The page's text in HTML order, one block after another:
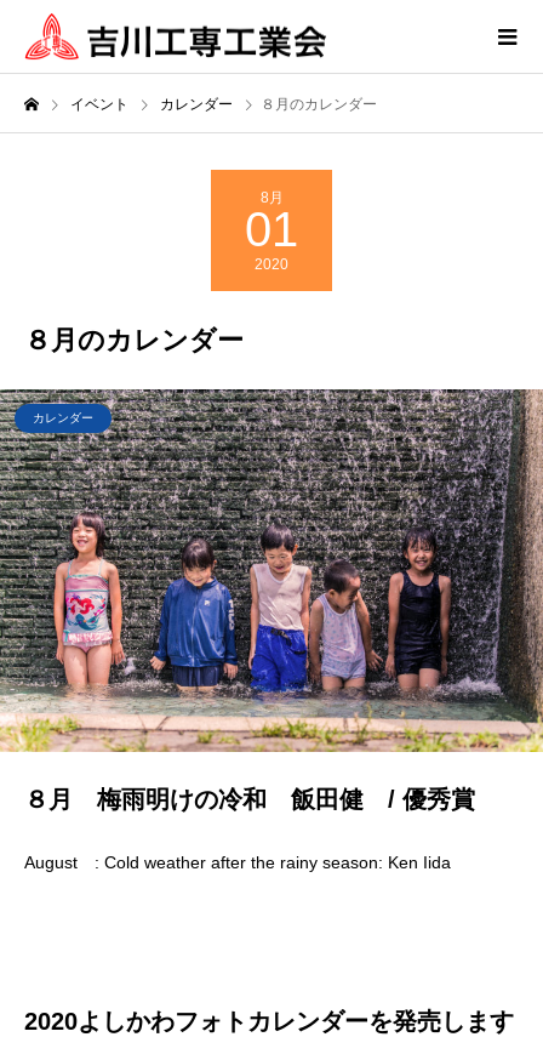
イベント カレンダー ８月のカレンダー
8月
01
2020
８月のカレンダー
カレンダー
８月 梅雨明けの冷和 飯田健 / 優秀賞
August : Cold weather after the rainy season: Ken Iida
2020よしかわフォトカレンダーを発売します